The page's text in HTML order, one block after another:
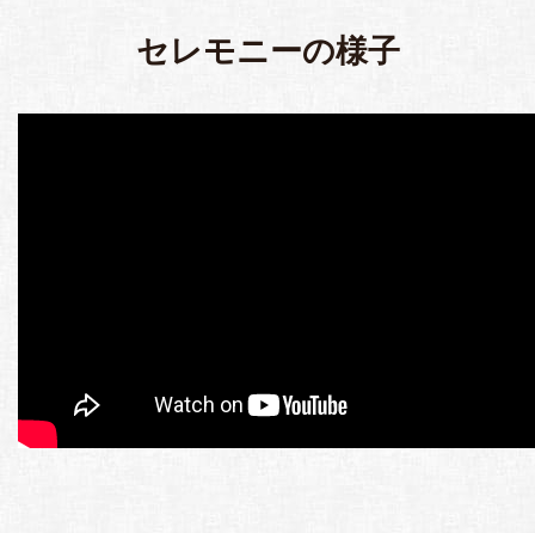
セレモニーの様子